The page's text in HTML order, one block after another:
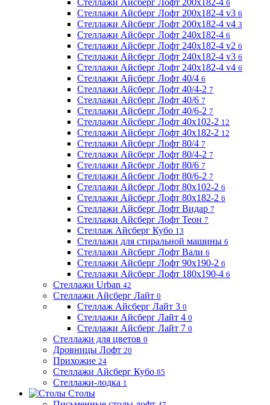
6
Стеллажи Айсберг Лофт 200х182-4 v3 6
Стеллажи Айсберг Лофт 200х182-4 v4 3
Стеллажи Айсберг Лофт 240х182-4 6
Стеллажи Айсберг Лофт 240х182-4 v2 6
Стеллажи Айсберг Лофт 240х182-4 v3 6
Стеллажи Айсберг Лофт 240х182-4 v4 6
Стеллажи Айсберг Лофт 40/4 6
Стеллажи Айсберг Лофт 40/4-2 7
Стеллажи Айсберг Лофт 40/6 7
Стеллажи Айсберг Лофт 40/6-2 7
Стеллажи Айсберг Лофт 40х102-2 12
Стеллажи Айсберг Лофт 40х182-2 12
Стеллажи Айсберг Лофт 80/4 7
Стеллажи Айсберг Лофт 80/4-2 7
Стеллажи Айсберг Лофт 80/6 7
Стеллажи Айсберг Лофт 80/6-2 7
Стеллажи Айсберг Лофт 80х102-2 6
Стеллажи Айсберг Лофт 80х182-2 6
Стеллажи Айсберг Лофт Видар 7
Стеллажи Айсберг Лофт Теон 7
Стеллаж Айсберг Кубо 13
Стеллажи для стиральной машины 6
Стеллажи Айсберг Лофт Вали 6
Стеллажи Айсберг Лофт 90х190-2 6
Стеллажи Айсберг Лофт 180х190-4 6
Стеллажи Urban 42
Стеллажи Айсберг Лайт 0
Стеллаж Айсберг Лайт 3 0
Стеллажи Айсберг Лайт 4 0
Стеллажи Айсберг Лайт 7 0
Стеллажи для цветов 0
Дровницы Лофт 20
Прихожие 24
Стеллажи Айсберг Кубо 85
Стеллажи-лодка 1
Столы